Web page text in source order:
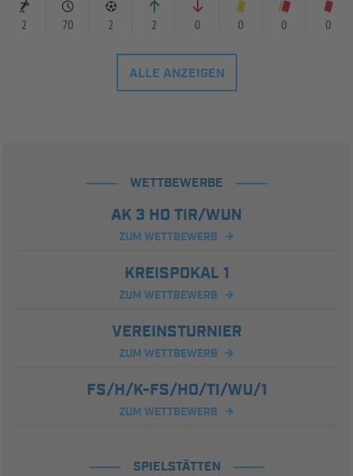
2 70 2 2 0 0 0 0
ALLE ANZEIGEN
WETTBEWERBE
AK 3 HO TIR/WUN
ZUM WETTBEWERB
KREISPOKAL 1
ZUM WETTBEWERB
VEREINSTURNIER
ZUM WETTBEWERB
FS/H/K-FS/HO/TI/WU/1
ZUM WETTBEWERB
SPIELSTÄTTEN